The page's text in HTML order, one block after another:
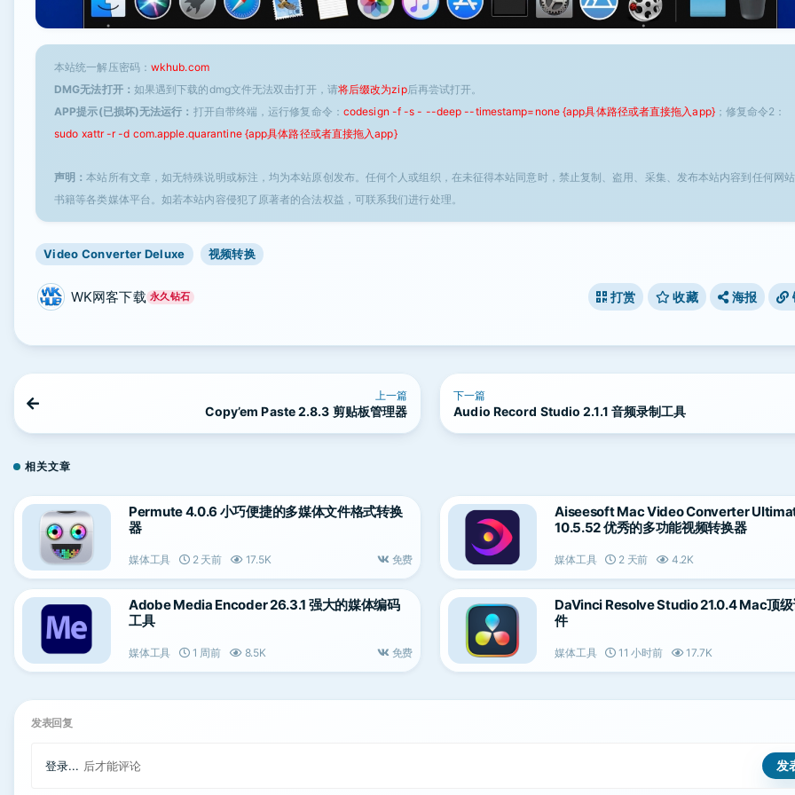
本站统一解压密码： wkhub.com
DMG无法打开： 如果遇到下载的dmg文件无法双击打开，请将后缀改为zip后再尝试打开。
APP提示(已损坏)无法运行： 打开自带终端，运行修复命令： codesign -f -s - --deep --timestamp=none {app具体路径或者直接拖入app}；修复命令2：
sudo xattr -r -d com.apple.quarantine {app具体路径或者直接拖入app}
声明：本站所有文章，如无特殊说明或标注，均为本站原创发布。任何个人或组织，在未征得本站同意时，禁止复制、盗用、采集、发布本站内容到任何网
书籍等各类媒体平台。如若本站内容侵犯了原著者的合法权益，可联系我们进行处理。
Video Converter Deluxe 视频转换
WK网客下载 永久钻石 打赏 收藏 海报
上一篇
Copy’em Paste 2.8.3 剪贴板管理器
下一篇
Audio Record Studio 2.1.1 音频录制工具
相关文章
Permute 4.0.6 小巧便捷的多媒体文件格式转换
器
媒体工具 2 天前 17.5K 免费
Aiseesoft Mac Video Converter
10.5.52 优秀的多功能视频转换器
媒体工具 2 天前 4.2K
Adobe Media Encoder 26.3.1 强大的媒体编码
工具
媒体工具 1 周前 8.5K 免费
DaVinci Resolve Studio 21.0.4 Mac顶
件
媒体工具 11 小时前 17.7K
发表回复
登录... 后才能评论